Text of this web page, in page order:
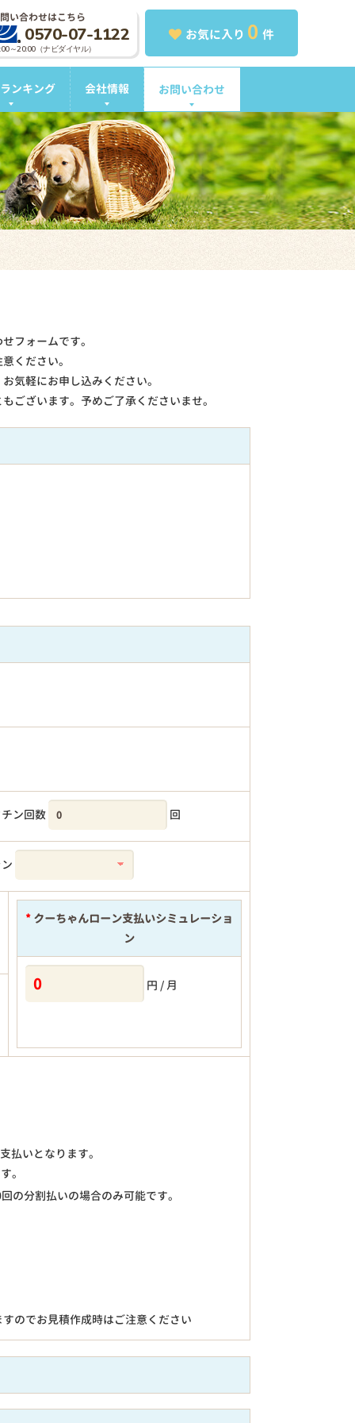
お気に入り 0 件
い合わせはこちら
0570-07-1122
～20:00（ナビダイヤル）
ンキング 会社情報 お問い合わせ
フォームです。
ください。
気軽にお申し込みください。
ございます。予めご了承くださいませ。
ン回数 回
* クーちゃんローン支払いシミュレーショ
ン
円 / 月
払いとなります。
。
の分割払いの場合のみ可能です。
のでお見積作成時はご注意ください